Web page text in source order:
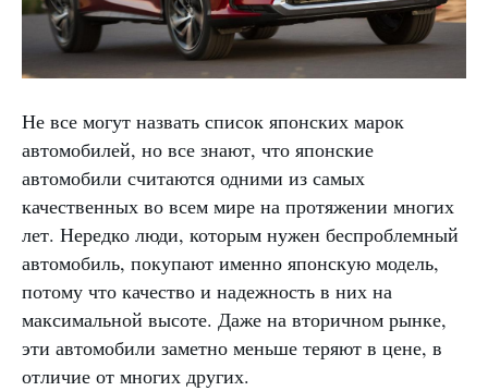
Не все могут назвать список японских марок
автомобилей, но все знают, что японские
автомобили считаются одними из самых
качественных во всем мире на протяжении многих
лет. Нередко люди, которым нужен беспроблемный
автомобиль, покупают именно японскую модель,
потому что качество и надежность в них на
максимальной высоте. Даже на вторичном рынке,
эти автомобили заметно меньше теряют в цене, в
отличие от многих других.